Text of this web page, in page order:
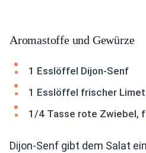
Aromastoffe und Gewürze
1 Esslöffel Dijon-Senf
1 Esslöffel frischer
1/4 Tasse rote Zwiebel,
Dijon-Senf gibt dem Salat